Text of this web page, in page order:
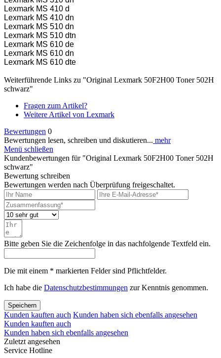
Lexmark MS 410 d
Lexmark MS 410 dn
Lexmark MS 510 dn
Lexmark MS 510 dtn
Lexmark MS 610 de
Lexmark MS 610 dn
Lexmark MS 610 dte
Weiterführende Links zu "Original Lexmark 50F2H00 Toner 502H
schwarz"
Fragen zum Artikel?
Weitere Artikel von Lexmark
Bewertungen 0
Bewertungen lesen, schreiben und diskutieren... mehr
Menü schließen
Kundenbewertungen für "Original Lexmark 50F2H00 Toner 502H
schwarz"
Bewertung schreiben
Bewertungen werden nach Überprüfung freigeschaltet.
Bitte geben Sie die Zeichenfolge in das nachfolgende Textfeld ein.
Die mit einem * markierten Felder sind Pflichtfelder.
Ich habe die Datenschutzbestimmungen zur Kenntnis genommen.
Speichern
Kunden kauften auch Kunden haben sich ebenfalls angesehen
Kunden kauften auch
Kunden haben sich ebenfalls angesehen
Zuletzt angesehen
Service Hotline